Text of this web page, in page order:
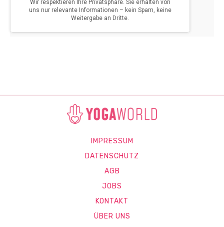
IMPRESSUM
DATENSCHUTZ
AGB
JOBS
KONTAKT
ÜBER UNS